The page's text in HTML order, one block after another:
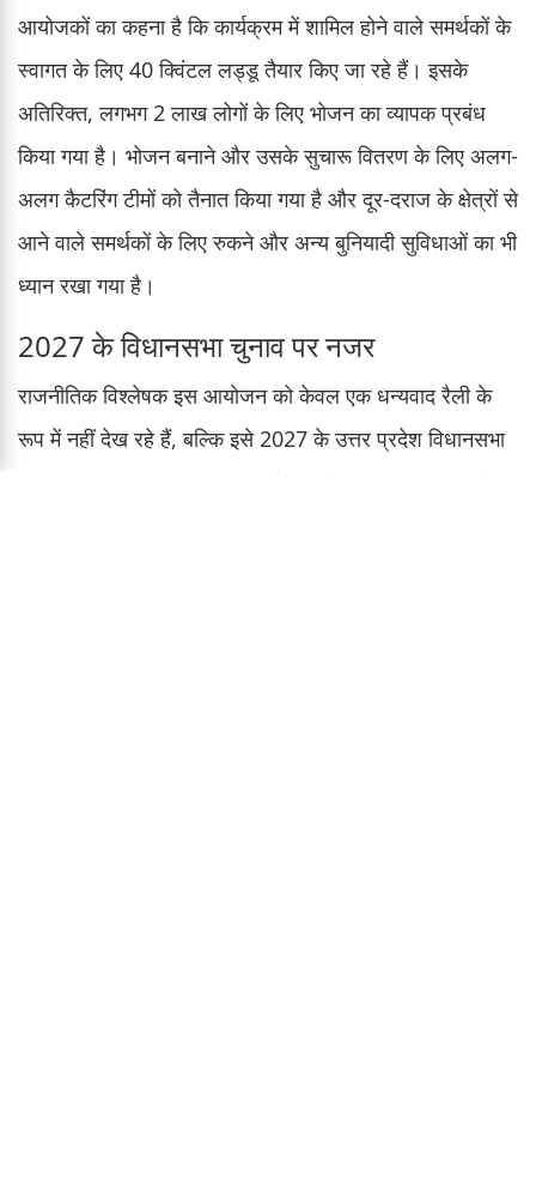
आयोजकों का कहना है कि कार्यक्रम में शामिल होने वाले समर्थकों के
स्वागत के लिए 40 क्विंटल लड्डू तैयार किए जा रहे हैं। इसके
अतिरिक्त, लगभग 2 लाख लोगों के लिए भोजन का व्यापक प्रबंध
किया गया है। भोजन बनाने और उसके सुचारू वितरण के लिए अलग-
अलग कैटरिंग टीमों को तैनात किया गया है और दूर-दराज के क्षेत्रों से
आने वाले समर्थकों के लिए रुकने और अन्य बुनियादी सुविधाओं का भी
ध्यान रखा गया है।
2027 के विधानसभा चुनाव पर नजर
राजनीतिक विश्लेषक इस आयोजन को केवल एक धन्यवाद रैली के
रूप में नहीं देख रहे हैं, बल्कि इसे 2027 के उत्तर प्रदेश विधानसभा